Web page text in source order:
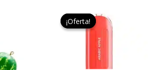
¡Oferta!
¡Oferta!
precio
original
era:
precio
actual
3,00 €.